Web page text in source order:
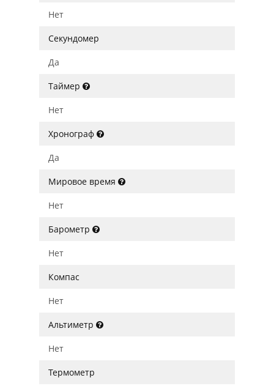
Нет
Секундомер
Да
Таймер
Нет
Хронограф
Да
Мировое время
Нет
Барометр
Нет
Компас
Нет
Альтиметр
Нет
Термометр